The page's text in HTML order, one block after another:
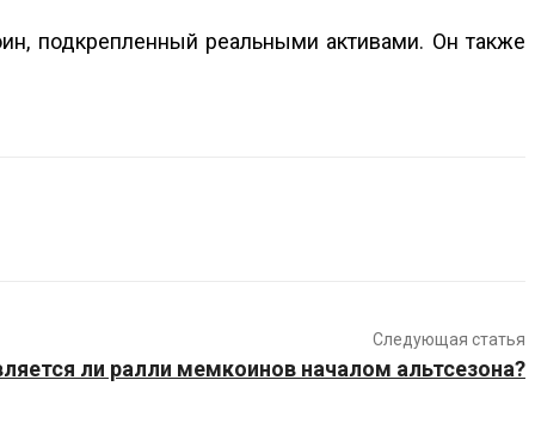
подкрепленный реальными активами. Он также
Следующая статья
ли ралли мемкоинов началом альтсезона?